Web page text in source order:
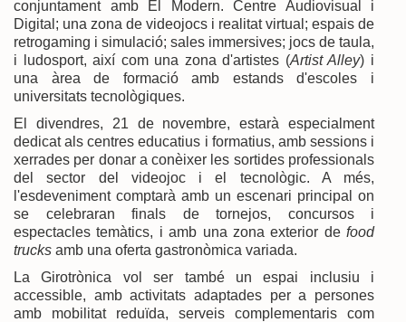
conjuntament amb El Modern. Centre Audiovisual i
Digital; una zona de videojocs i realitat virtual; espais de
retrogaming i simulació; sales immersives; jocs de taula,
i ludosport, així com una zona d'artistes (Artist Alley) i
una àrea de formació amb estands d'escoles i
universitats tecnològiques.
El divendres, 21 de novembre, estarà especialment
dedicat als centres educatius i formatius, amb sessions i
xerrades per donar a conèixer les sortides professionals
del sector del videojoc i el tecnològic. A més,
l'esdeveniment comptarà amb un escenari principal on
se celebraran finals de tornejos, concursos i
espectacles temàtics, i amb una zona exterior de food
trucks amb una oferta gastronòmica variada.
La Girotrònica vol ser també un espai inclusiu i
accessible, amb activitats adaptades per a persones
amb mobilitat reduïda, serveis complementaris com